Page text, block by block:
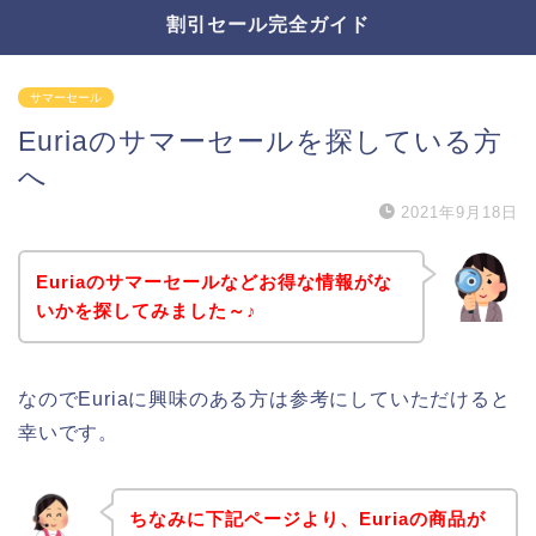
割引セール完全ガイド
サマーセール
Euriaのサマーセールを探している方
へ
2021年9月18日
Euriaのサマーセールなどお得な情報がな
いかを探してみました～♪
なのでEuriaに興味のある方は参考にしていただけると
幸いです。
ちなみに下記ページより、Euriaの商品が